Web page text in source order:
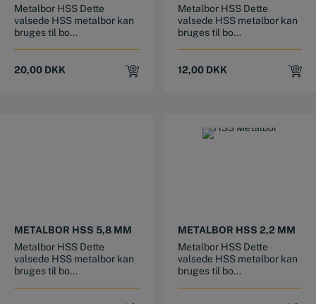
Metalbor HSS Dette
valsede HSS metalbor kan
bruges til bo...
20,00 DKK
Metalbor HSS Dette
valsede HSS metalbor kan
bruges til bo...
12,00 DKK
METALBOR HSS 5,8 MM
Metalbor HSS Dette
valsede HSS metalbor kan
bruges til bo...
METALBOR HSS 2,2 MM
Metalbor HSS Dette
valsede HSS metalbor kan
bruges til bo...